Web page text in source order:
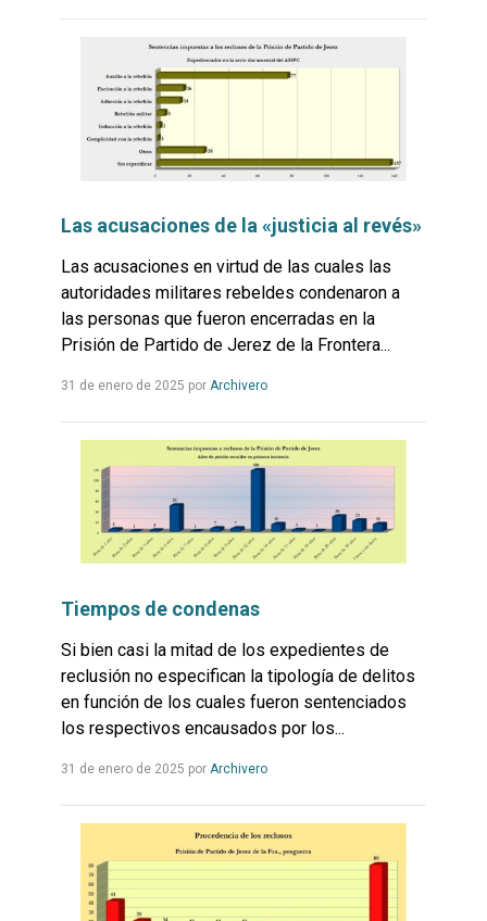
Las acusaciones de la «justicia al revés»
Las acusaciones en virtud de las cuales las
autoridades militares rebeldes condenaron a
las personas que fueron encerradas en la
Prisión de Partido de Jerez de la Frontera...
31 de enero de 2025 por ArchiveroLeer
Tiempos de condenas
Si bien casi la mitad de los expedientes de
reclusión no especifican la tipología de delitos
en función de los cuales fueron sentenciados
los respectivos encausados por los...
31 de enero de 2025 por ArchiveroLeer